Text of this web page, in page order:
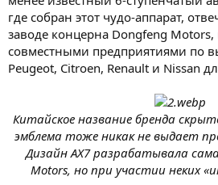
где собран этот чудо-аппарат,
заводе концерна Dongfeng Motors,
совместными предприятиями по
Peugeot, Citroen, Renault и Nissan
Китайское название бренда
эмблема тоже никак не выдает
Дизайн AX7 разрабатывала
Motors, но при участии неких